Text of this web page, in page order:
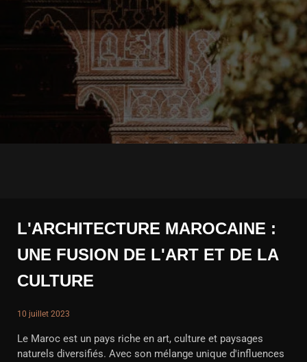
L'ARCHITECTURE MAROCAINE :
UNE FUSION DE L'ART ET DE LA
CULTURE
10 juillet 2023
Le Maroc est un pays riche en art, culture et paysages
naturels diversifiés. Avec son mélange unique d'influences